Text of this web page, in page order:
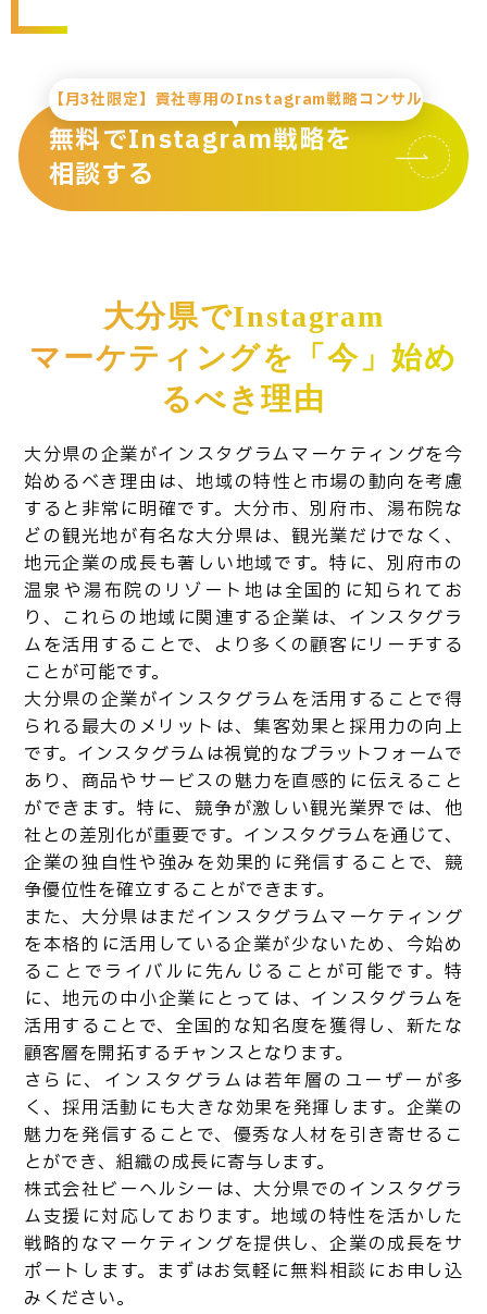
【月3社限定】貴社専用のInstagram戦略コンサル
無料でInstagram戦略を
相談する
大分県でInstagram
マーケティングを「今」始め
るべき理由
大分県の企業がインスタグラムマーケティングを今
始めるべき理由は、地域の特性と市場の動向を考慮
すると非常に明確です。大分市、別府市、湯布院な
どの観光地が有名な大分県は、観光業だけでなく、
地元企業の成長も著しい地域です。特に、別府市の
温泉や湯布院のリゾート地は全国的に知られてお
り、これらの地域に関連する企業は、インスタグラ
ムを活用することで、より多くの顧客にリーチする
ことが可能です。
大分県の企業がインスタグラムを活用することで得
られる最大のメリットは、集客効果と採用力の向上
です。インスタグラムは視覚的なプラットフォームで
あり、商品やサービスの魅力を直感的に伝えること
ができます。特に、競争が激しい観光業界では、他
社との差別化が重要です。インスタグラムを通じて、
企業の独自性や強みを効果的に発信することで、競
争優位性を確立することができます。
また、大分県はまだインスタグラムマーケティング
を本格的に活用している企業が少ないため、今始め
ることでライバルに先んじることが可能です。特
に、地元の中小企業にとっては、インスタグラムを
活用することで、全国的な知名度を獲得し、新たな
顧客層を開拓するチャンスとなります。
さらに、インスタグラムは若年層のユーザーが多
く、採用活動にも大きな効果を発揮します。企業の
魅力を発信することで、優秀な人材を引き寄せるこ
とができ、組織の成長に寄与します。
株式会社ビーヘルシーは、大分県でのインスタグラ
ム支援に対応しております。地域の特性を活かした
戦略的なマーケティングを提供し、企業の成長をサ
ポートします。まずはお気軽に無料相談にお申し込
みください。